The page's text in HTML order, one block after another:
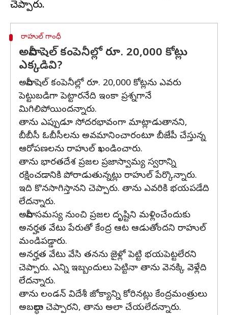
రాహుల్ గాంధీ
అదానీ షెల్‌ కంపెనీల్లో రూ. 20,000 కోట్లు
ఎక్కడివి?
అదానీ షెల్‌ కంపెనీల్లో రూ. 20,000 కోట్లను ఎవరు
పెట్టుబడిగా పెట్టారనేది ఇంకా ప్రశ్నగానే
మిగిలిపోయిందన్నారు.
తాను ఎప్పుడూ సోదరభావంగా మాట్లాడుతానని,
బీబీసీ ఓబీసీలను అవమానించారంటూ బీజేపీ చేస్తున్న
ఆరోపణలను రాహుల్ ఖండించారు.
తాను భారతదేశ ప్రజల ప్రజాస్వామ్య స్వరాన్ని
రక్షించడానికి పోరాడుతున్నట్లు రాహుల్ పేర్కొన్నారు.
ఇది కొనసాగిస్తానని చెప్పారు. తాను ఎవరికి భయపడేది
లేదన్నారు.
అదానీ సమస్య నుంచి ప్రజల దృష్టిని మళ్లించేందుకు
అనర్హత వేటు పేరుతో కేంద్ర ఆట ఆడుతోందని రాహుల్
మండిపడ్డారు.
అనర్హత వేటు వేసి తనను జైళ్లో పెట్టి భయపెట్టలేరని
చెప్పారు. ఎన్ని ఇబ్బందులు పెట్టినా తాను వెనక్కి వెళ్లేది
లేదన్నారు.
తాను లండన్ విదేశీ జోక్యాన్ని కోరినట్లు కేంద్రమంత్రులు
అబద్ధాలు చెప్పారని, తాను అలా చేయలేదన్నారు.